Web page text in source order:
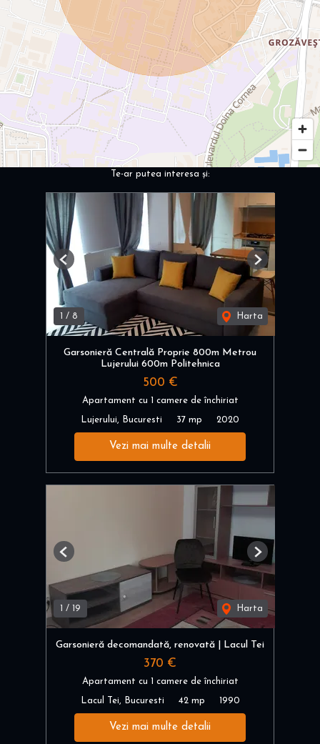
Te-ar putea interesa și:
/ 8 Harta
Previous Next
Garsonieră Centrală Proprie 800m Metrou
Lujerului 600m Politehnica
500 €
Apartament cu 1 camere de închiriat
Lujerului, Bucuresti 37 mp 2020
Vezi mai multe detalii
1 / 19 Harta
Previous Next
Garsonieră decomandată, renovată | Lacul Tei
370 €
Apartament cu 1 camere de închiriat
Lacul Tei, Bucuresti 42 mp 1990
Vezi mai multe detalii